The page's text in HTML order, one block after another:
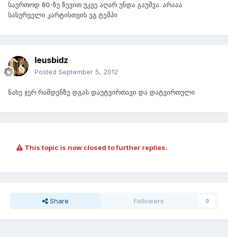
საერთოდ 80-ზე ზევით უკვე აღარ უნდა გაუშვა. არააა
სასურველი კარტისთვის ეგ ტემპი
leusbidz
Posted September 5, 2012
ნახე ჯერ რამდენზე დგას დაუტვირთავი და დატვირთული
This topic is now closed to further replies.
Share Followers 0